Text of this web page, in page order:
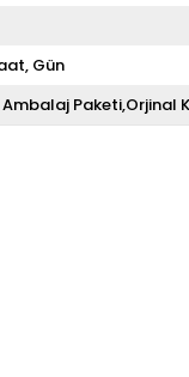
Gün
Paketi,Orjinal